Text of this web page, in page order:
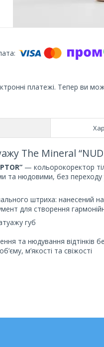
платежі. Тепер ви
The Mineral
— кольорокоректор
та нюдовими, без
штриха: нанесений на
для створення
губ
та нюдування відтінків
м’якості та свіжості